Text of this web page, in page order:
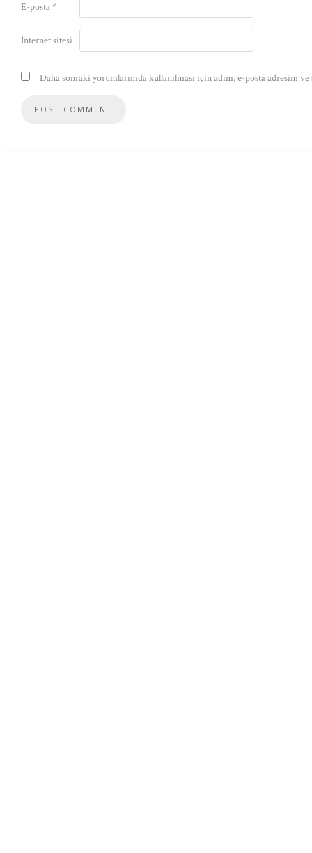
E-posta*
İnternet sitesi
Daha sonraki yorumlarımda kullanılması için adım, e-posta adresim